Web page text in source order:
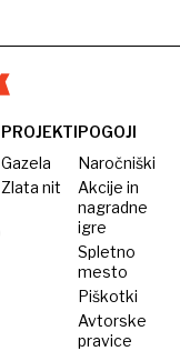
PROJEKTI
Gazela
Zlata nit
POGOJI
Naročniški
Akcije in
nagradne
igre
Spletno
mesto
Piškotki
Avtorske
pravice